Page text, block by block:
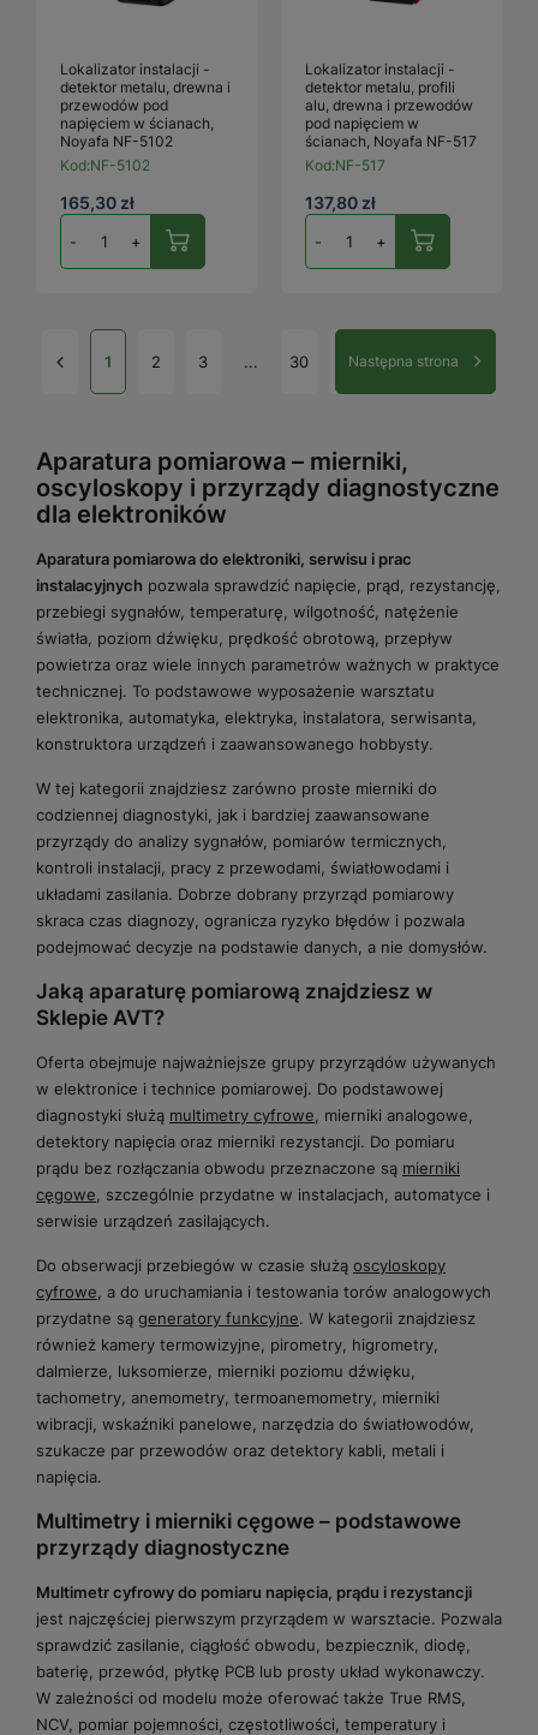
Lokalizator instalacji -
detektor metalu, drewna i
przewodów pod
napięciem w ścianach,
Noyafa NF-5102
Kod:NF-5102
165,30 zł
- +
Lokalizator instalacji -
detektor metalu, profili
alu, drewna i przewodów
pod napięciem w
ścianach, Noyafa NF-517
Kod:NF-517
137,80 zł
- +
1 2 3 ... 30 Następna strona
Aparatura pomiarowa – mierniki,
oscyloskopy i przyrządy diagnostyczne
dla elektroników
Aparatura pomiarowa do elektroniki, serwisu i prac
instalacyjnych pozwala sprawdzić napięcie, prąd, rezystancję,
przebiegi sygnałów, temperaturę, wilgotność, natężenie
światła, poziom dźwięku, prędkość obrotową, przepływ
powietrza oraz wiele innych parametrów ważnych w praktyce
technicznej. To podstawowe wyposażenie warsztatu
elektronika, automatyka, elektryka, instalatora, serwisanta,
konstruktora urządzeń i zaawansowanego hobbysty.
W tej kategorii znajdziesz zarówno proste mierniki do
codziennej diagnostyki, jak i bardziej zaawansowane
przyrządy do analizy sygnałów, pomiarów termicznych,
kontroli instalacji, pracy z przewodami, światłowodami i
układami zasilania. Dobrze dobrany przyrząd pomiarowy
skraca czas diagnozy, ogranicza ryzyko błędów i pozwala
podejmować decyzje na podstawie danych, a nie domysłów.
Jaką aparaturę pomiarową znajdziesz w
Sklepie AVT?
Oferta obejmuje najważniejsze grupy przyrządów używanych
w elektronice i technice pomiarowej. Do podstawowej
diagnostyki służą multimetry cyfrowe , mierniki analogowe,
detektory napięcia oraz mierniki rezystancji. Do pomiaru
prądu bez rozłączania obwodu przeznaczone są mierniki
cęgowe , szczególnie przydatne w instalacjach, automatyce i
serwisie urządzeń zasilających.
Do obserwacji przebiegów w czasie służą oscyloskopy
cyfrowe , a do uruchamiania i testowania torów analogowych
przydatne są generatory funkcyjne. W kategorii znajdziesz
również kamery termowizyjne, pirometry, higrometry,
dalmierze, luksomierze, mierniki poziomu dźwięku,
tachometry, anemometry, termoanemometry, mierniki
wibracji, wskaźniki panelowe, narzędzia do światłowodów,
szukacze par przewodów oraz detektory kabli, metali i
napięcia.
Multimetry i mierniki cęgowe – podstawowe
przyrządy diagnostyczne
Multimetr cyfrowy do pomiaru napięcia, prądu i rezystancji
jest najczęściej pierwszym przyrządem w warsztacie. Pozwala
sprawdzić zasilanie, ciągłość obwodu, bezpiecznik, diodę,
baterię, przewód, płytkę PCB lub prosty układ wykonawczy.
W zależności od modelu może oferować także True RMS,
NCV, pomiar pojemności, częstotliwości, temperatury i